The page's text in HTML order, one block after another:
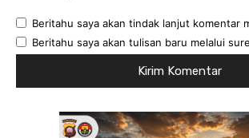
Beritahu saya akan tindak lanjut komentar
Beritahu saya akan tulisan baru melalui